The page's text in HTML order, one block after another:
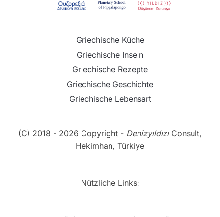
Griechische Küche
Griechische Inseln
Griechische Rezepte
Griechische Geschichte
Griechische Lebensart
(C) 2018 - 2026 Copyright - DenizyıldızıConsult,
Hekimhan, Türkiye
Nützliche Links: